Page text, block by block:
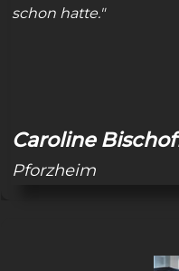
schon hatte."
Caroline
Pforzheim